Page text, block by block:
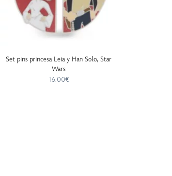
Set pins princesa Leia y Han Solo, Star
Wars
16.00€